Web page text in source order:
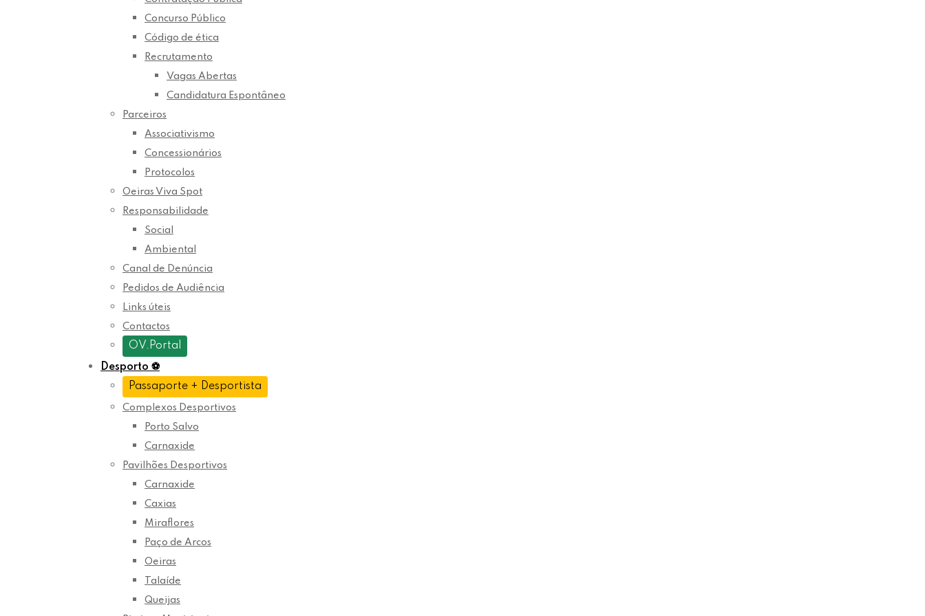
Concurso Público
Código de ética
Recrutamento
Vagas Abertas
Candidatura Espontâneo
Parceiros
Associativismo
Concessionários
Protocolos
Oeiras Viva Spot
Responsabilidade
Social
Ambiental
Canal de Denúncia
Pedidos de Audiência
Links úteis
Contactos
OV.Portal
Desporto ⚽
Passaporte + Desportista
Complexos Desportivos
Porto Salvo
Carnaxide
Pavilhões Desportivos
Carnaxide
Caxias
Miraflores
Paço de Arcos
Oeiras
Talaíde
Queijas